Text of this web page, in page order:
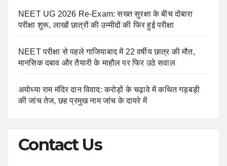
NEET UG 2026 Re-Exam: सख्त सुरक्षा के बीच दोबारा
परीक्षा शुरू, लाखों छात्रों की उम्मीदों की फिर हुई परीक्षा
NEET परीक्षा से पहले गाजियाबाद में 22 वर्षीय छात्र की मौत,
मानसिक दबाव और तैयारी के माहौल पर फिर उठे सवाल
अयोध्या राम मंदिर दान विवाद: करोड़ों के चढ़ावे में कथित गड़बड़ी
की जांच तेज, छह प्रमुख नाम जांच के दायरे में
Contact Us